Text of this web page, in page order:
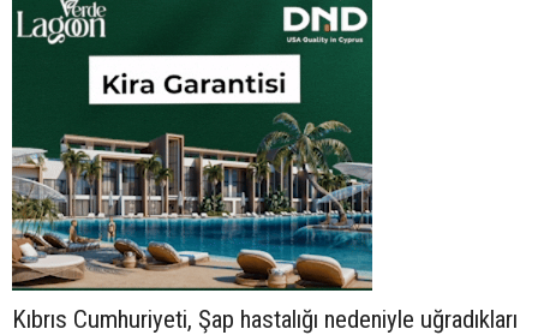
Kıbrıs Cumhuriyeti, Şap hastalığı nedeniyle uğradıkları